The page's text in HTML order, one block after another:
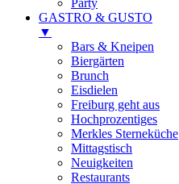
Party
GASTRO & GUSTO
▼
Bars & Kneipen
Biergärten
Brunch
Eisdielen
Freiburg geht aus
Hochprozentiges
Merkles Sterneküche
Mittagstisch
Neuigkeiten
Restaurants